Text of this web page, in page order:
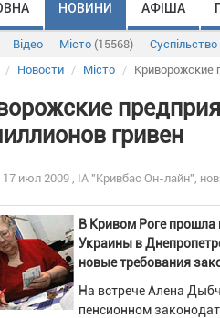
НОВИНИ АФІША
Відео Місто (15568) Суспільство
Новости Місто Криворожские
гривен
17 июл 2009 , ІА "Кривбас Он-лайн",
В Кривом Роге прошла
Украины в
новые требования
На встрече Алена
пенсионном